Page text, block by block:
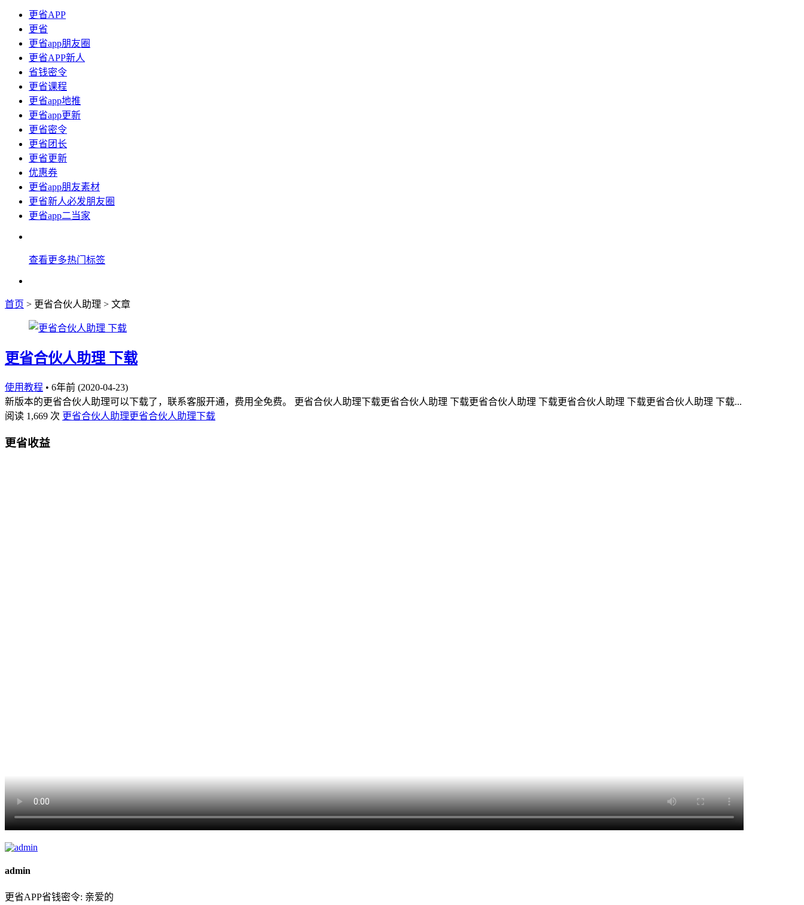
更省APP
更省
更省app朋友圈
更省APP新人
省钱密令
更省课程
更省app地推
更省app更新
更省密令
更省团长
更省更新
优惠券
更省app朋友素材
更省新人必发朋友圈
更省app二当家
查看更多热门标签
首页 > 更省合伙人助理 > 文章
更省合伙人助理 下载
使用教程 • 6年前 (2020-04-23)
新版本的更省合伙人助理可以下载了，联系客服开通，费用全免费。 更省合伙人助理下载更省合伙人助理 下载更省合伙人助理 下载更省合伙人助理 下载更省合伙人助理 下载...
阅读 1,669 次 更省合伙人助理更省合伙人助理下载
更省收益
admin
更省APP省钱密令: 亲爱的